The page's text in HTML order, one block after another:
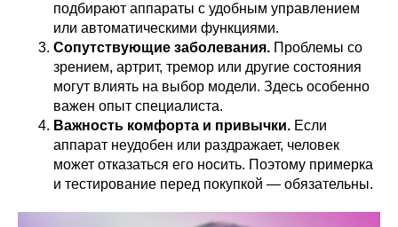
подбирают аппараты с удобным управлением
или автоматическими функциями.
Сопутствующие заболевания. Проблемы со
зрением, артрит, тремор или другие состояния
могут влиять на выбор модели. Здесь особенно
важен опыт специалиста.
Важность комфорта и привычки. Если
аппарат неудобен или раздражает, человек
может отказаться его носить. Поэтому примерка
и тестирование перед покупкой — обязательны.